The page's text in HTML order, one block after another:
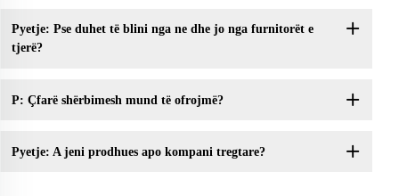
Pyetje: Pse duhet të blini nga ne dhe jo nga furnitorët e
tjerë?
P: Çfarë shërbimesh mund të ofrojmë?
Pyetje: A jeni prodhues apo kompani tregtare?